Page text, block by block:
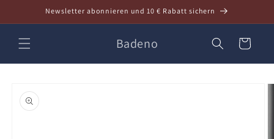
Inhalt
Newsletter abonnieren und 10 € Rabatt sichern
Badeno Warenkorb